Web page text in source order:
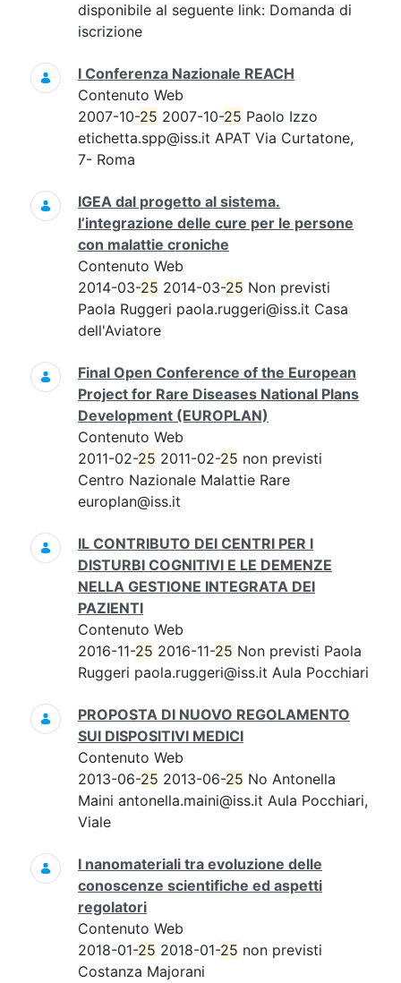
disponibile al seguente link: Domanda di
iscrizione
I Conferenza Nazionale REACH
Contenuto Web
2007-10-25 2007-10-25 Paolo Izzo
etichetta.spp@iss.it APAT Via Curtatone,
7- Roma
IGEA dal progetto al sistema.
l’integrazione delle cure per le persone
con malattie croniche
Contenuto Web
2014-03-25 2014-03-25 Non previsti
Paola Ruggeri paola.ruggeri@iss.it Casa
dell'Aviatore
Final Open Conference of the European
Project for Rare Diseases National Plans
Development (EUROPLAN)
Contenuto Web
2011-02-25 2011-02-25 non previsti
Centro Nazionale Malattie Rare
europlan@iss.it
IL CONTRIBUTO DEI CENTRI PER I
DISTURBI COGNITIVI E LE DEMENZE
NELLA GESTIONE INTEGRATA DEI
PAZIENTI
Contenuto Web
2016-11-25 2016-11-25 Non previsti Paola
Ruggeri paola.ruggeri@iss.it Aula Pocchiari
PROPOSTA DI NUOVO REGOLAMENTO
SUI DISPOSITIVI MEDICI
Contenuto Web
2013-06-25 2013-06-25 No Antonella
Maini antonella.maini@iss.it Aula Pocchiari,
Viale
I nanomateriali tra evoluzione delle
conoscenze scientifiche ed aspetti
regolatori
Contenuto Web
2018-01-25 2018-01-25 non previsti
Costanza Majorani